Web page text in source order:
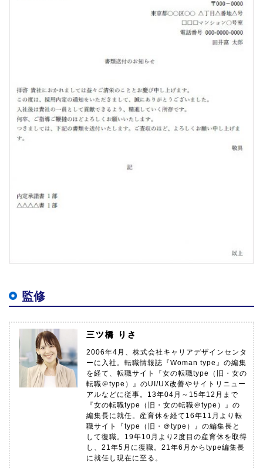
監修
三ツ橋 りさ
2006年4月、株式会社キャリアデザインセンタ
ーに入社。転職情報誌『Woman type』の編集
を経て、転職サイト『女の転職type（旧・女の
転職＠type）』のUI/UX改善やサイトリニュー
アルなどに従事。13年04月～15年12月まで
『女の転職type（旧・女の転職＠type）』の
編集長に就任。産育休を経て16年11月より転
職サイト『type（旧・＠type）』の編集長と
して復職。19年10月より2度目の産育休を取得
し、21年5月に復職。21年6月からtype編集長
に就任し現在に至る。